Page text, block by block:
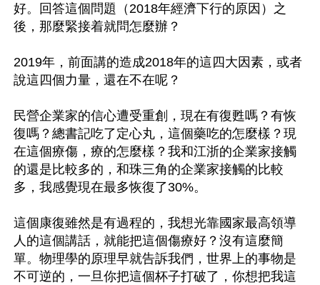
好。回答這個問題（2018年經濟下行的原因）之
後，那麼緊接着就問怎麼辦？
2019年，前面講的造成2018年的這四大因素，或者
說這四個力量，還在不在呢？
民營企業家的信心遭受重創，現在有復甦嗎？有恢
復嗎？總書記吃了定心丸，這個藥吃的怎麼樣？現
在這個療傷，療的怎麼樣？我和江浙的企業家接觸
的還是比較多的，和珠三角的企業家接觸的比較
多，我感覺現在最多恢復了30%。
這個康復雖然是有過程的，我想光靠國家最高領導
人的這個講話，就能把這個傷療好？沒有這麼簡
單。物理學的原理早就告訴我們，世界上的事物是
不可逆的，一旦你把這個杯子打破了，你想把我這